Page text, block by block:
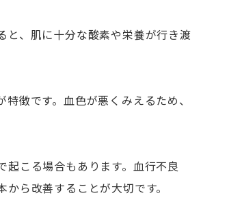
と、肌に十分な酸素や栄養が行き渡
徴です。血色が悪くみえるため、
起こる場合もあります。血行不良
ら改善することが大切です。